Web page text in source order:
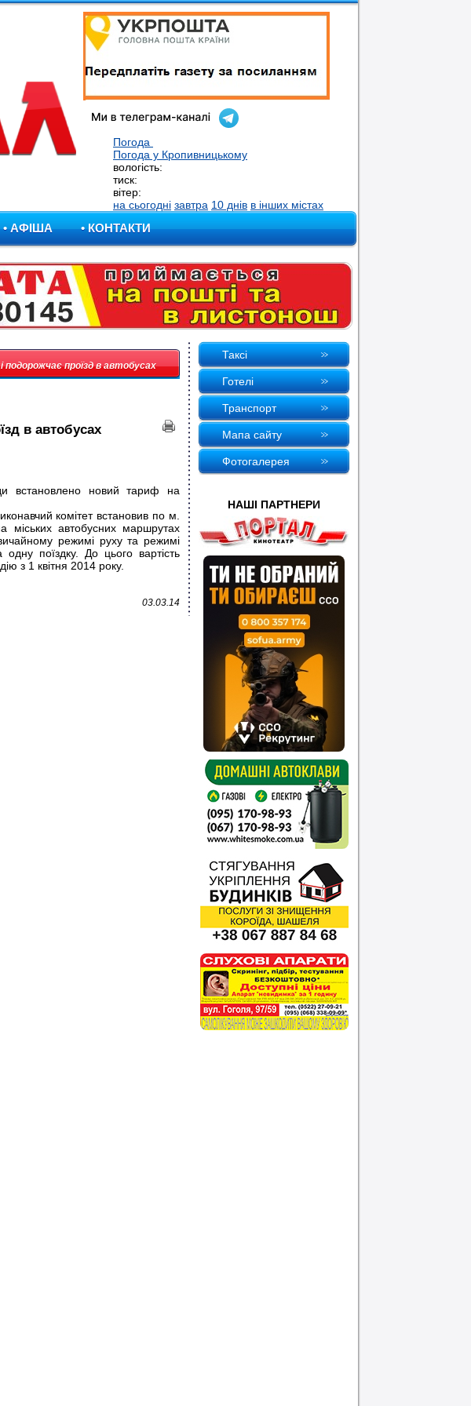
Погода
Погода у Кропивницькому
вологість:
тиск:
вітер:
на сьогодні завтра 10 днів в інших містах
• АФІША • КОНТАКТИ
подорожчає проїзд в автобусах
в автобусах
встановлено новий тариф на
комітет встановив по м.
міських автобусних маршрутах
режимі руху та режимі
поїздку. До цього вартість
з 1 квітня 2014 року.
03.03.14
Таксi
Готелi
Транспорт
Мапа сайту
Фотогалерея
НАШI ПАРТНЕРИ